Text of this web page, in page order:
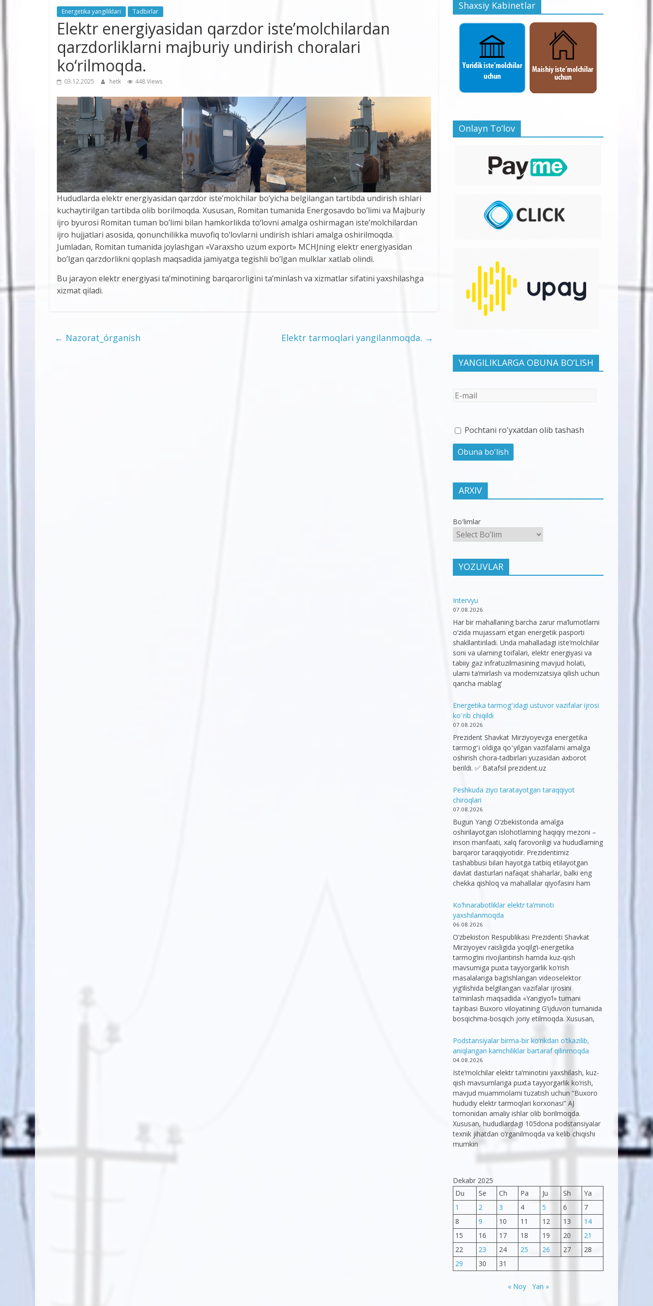
Energetika yangiliklari Tadbirlar
Elektr energiyasidan qarzdor iste’molchilardan
qarzdorliklarni majburiy undirish choralari
ko‘rilmoqda.
03.12.2025 hetk 448 Views
Hududlarda elektr energiyasidan qarzdor iste’molchilar bo‘yicha belgilangan tartibda undirish ishlari
kuchaytirilgan tartibda olib borilmoqda. Xususan, Romitan tumanida Energosavdo bo’limi va Majburiy
ijro byurosi Romitan tuman bo’limi bilan hamkorlikda to‘lovni amalga oshirmagan iste’molchilardan
ijro hujjatlari asosida, qonunchilikka muvofiq to’lovlarni undirish ishlari amalga oshirilmoqda.
Jumladan, Romitan tumanida joylashgan «Varaxsho uzum export» MCHJning elektr energiyasidan
bo’lgan qarzdorlikni qoplash maqsadida jamiyatga tegishli bo’lgan mulklar xatlab olindi.
Bu jarayon elektr energiyasi ta’minotining barqarorligini ta’minlash va xizmatlar sifatini yaxshilashga
xizmat qiladi.
← Nazorat_órganish Elektr tarmoqlari yangilanmoqda. →
Shaxsiy Kabinetlar
Onlayn To’lov
YANGILIKLARGA OBUNA BO’LISH
Pochtani ro'yxatdan olib tashash
ARXIV
Bo'limlar
YOZUVLAR
Intervyu
07.08.2026
Har bir mahallaning barcha zarur ma’lumotlarni
o‘zida mujassam etgan energetik pasporti
shakllantiriladi. Unda mahalladagi iste’molchilar
soni va ularning toifalari, elektr energiyasi va
tabiiy gaz infratuzilmasining mavjud holati,
ularni ta’mirlash va modernizatsiya qilish uchun
qancha mablag‘
Energetika tarmogʻidagi ustuvor vazifalar ijrosi
koʻrib chiqildi
07.08.2026
Prezident Shavkat Mirziyoyevga energetika
tarmogʻi oldiga qoʻyilgan vazifalarni amalga
oshirish chora-tadbirlari yuzasidan axborot
berildi. ✅ Batafsil prezident.uz
Peshkuda ziyo taratayotgan taraqqiyot
chiroqlari
07.08.2026
Bugun Yangi O‘zbekistonda amalga
oshirilayotgan islohotlarning haqiqiy mezoni –
inson manfaati, xalq farovonligi va hududlarning
barqaror taraqqiyotidir. Prezidentimiz
tashabbusi bilan hayotga tatbiq etilayotgan
davlat dasturlari nafaqat shaharlar, balki eng
chekka qishloq va mahallalar qiyofasini ham
Ko’hnarabotliklar elektr ta’minoti
yaxshilanmoqda
06.08.2026
O‘zbekiston Respublikasi Prezidenti Shavkat
Mirziyoyev raisligida yoqilg‘i-energetika
tarmog‘ini rivojlantirish hamda kuz-qish
mavsumiga puxta tayyorgarlik ko‘rish
masalalariga bag‘ishlangan videoselektor
yig‘ilishida belgilangan vazifalar ijrosini
ta’minlash maqsadida «Yangiyo‘l» tumani
tajribasi Buxoro viloyatining G‘ijduvon tumanida
bosqichma-bosqich joriy etilmoqda. Xususan,
Podstansiyalar birma-bir ko’rikdan o’tkazilib,
aniqlangan kamchiliklar bartaraf qilinmoqda
04.08.2026
Iste’molchilar elektr ta’minotini yaxshilash, kuz-
qish mavsumlariga puxta tayyorgarlik ko‘rish,
mavjud muammolarni tuzatish uchun “Buxoro
hududiy elektr tarmoqlari korxonasi” AJ
tomonidan amaliy ishlar olib borilmoqda.
Xususan, hududlardagi 105dona podstansiyalar
texnik jihatdan o’rganilmoqda va kelib chiqishi
mumkin
Dekabr 2025
Du
Se Ch Pa Ju Sh
Ya
1
2 3 4 5 6
7
8
9 10 11 12 13
14
15
16 17 18 19 20
21
22
23 24 25 26 27
28
29
30 31
« Noy Yan »